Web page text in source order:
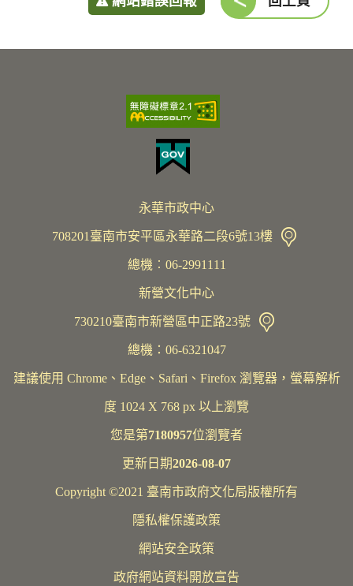
永華市政中心
708201臺南市安平區永華路二段6號13樓
總機︰06-2991111
新營文化中心
730210臺南市新營區中正路23號
總機：06-6321047
建議使用 Chrome、Edge、Safari、Firefox 瀏覽器，螢幕解析
度 1024 X 768 px 以上瀏覽
您是第7180957位瀏覽者
更新日期2026-08-07
Copyright ©2021 臺南市政府文化局版權所有
隱私權保護政策
網站安全政策
政府網站資料開放宣告